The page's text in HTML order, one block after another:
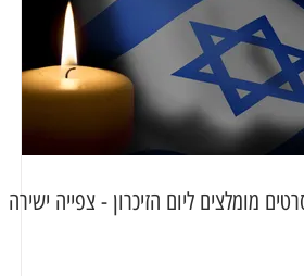
מומלצים ליום הזיכרון - צפייה ישירה